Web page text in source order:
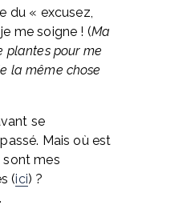
du « excusez,
me soigne ! (Ma
plantes pour me
la même chose
se
Mais où est
sont mes
(ici) ?